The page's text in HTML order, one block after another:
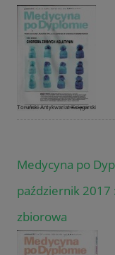
Medycyna po
październik
zbiorowa